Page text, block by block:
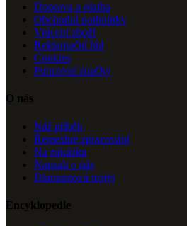
Doprava a platba
Obchodní podmínky
Vrácení zboží
Reklamační řád
Cookies
Puncovní značky
O nás
Náš příběh
Řemeslné zpracování
Na zakázku
Napsali o nás
Diamantová trofej
Encyklopedie